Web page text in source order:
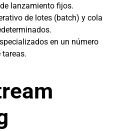
lanzamiento fijos.
de lotes (batch) y cola
en un número